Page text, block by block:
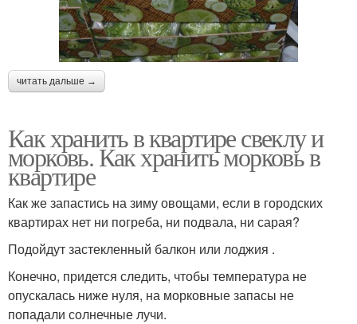
читать дальше →
Как хранить в квартире свеклу и
морковь. Как хранить морковь в
квартире
Как же запастись на зиму овощами, если в городских
квартирах нет ни погреба, ни подвала, ни сарая?
Подойдут застекленный балкон или лоджия .
Конечно, придется следить, чтобы температура не
опускалась ниже нуля, на морковные запасы не
попадали солнечные лучи.